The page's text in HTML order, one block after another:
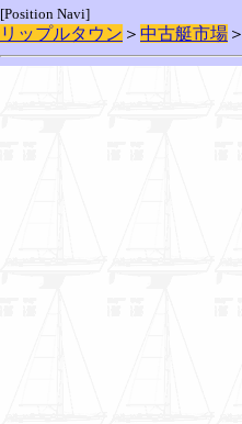
[Position Navi]
リップルタウン ＞ 中古艇市場 ＞